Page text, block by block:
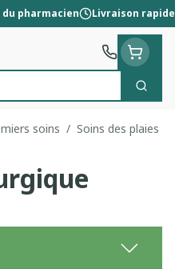
du pharmacien Livraison rapide
soins / Soins des plaies